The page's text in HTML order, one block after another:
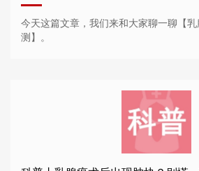
今天这篇文章，我们来和大家聊一聊【
测】。